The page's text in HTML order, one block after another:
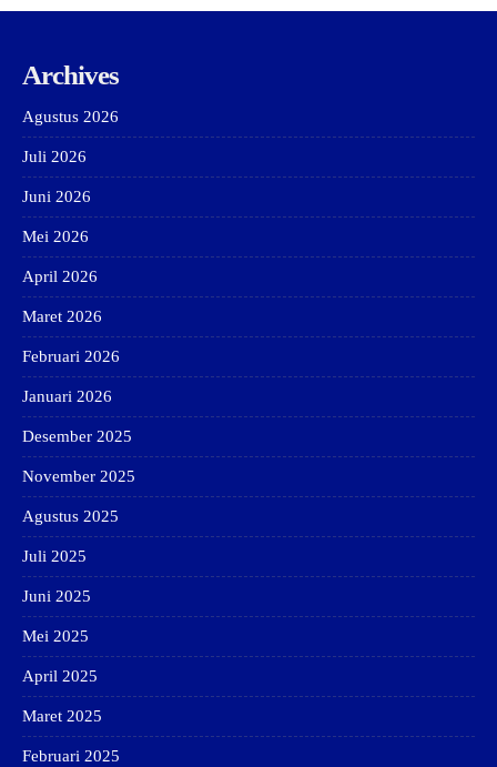
Archives
Agustus 2026
Juli 2026
Juni 2026
Mei 2026
April 2026
Maret 2026
Februari 2026
Januari 2026
Desember 2025
November 2025
Agustus 2025
Juli 2025
Juni 2025
Mei 2025
April 2025
Maret 2025
Februari 2025